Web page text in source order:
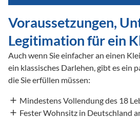
Voraussetzungen,
Legitimation für ein
Auch wenn Sie einfacher an einen
ein klassisches Darlehen, gibt es ein
die Sie erfüllen müssen:
Mindestens Vollendung des 18
Fester Wohnsitz in Deutschland